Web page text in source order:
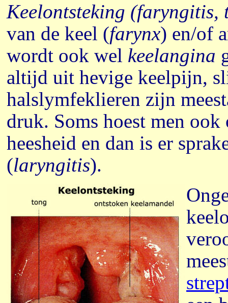
Keelontsteking
van de keel (farynx) en/of
wordt ook wel keelangina
altijd uit hevige keelpijn,
halslymfeklieren zijn
druk. Soms hoest men
heesheid en dan is er
(laryngitis).